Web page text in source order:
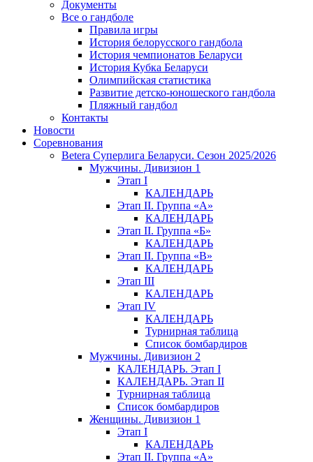
Документы
Все о гандболе
Правила игры
История белорусского гандбола
История чемпионатов Беларуси
История Кубка Беларуси
Олимпийская статистика
Развитие детско-юношеского гандбола
Пляжный гандбол
Контакты
Новости
Соревнования
Betera Суперлига Беларуси. Сезон 2025/2026
Мужчины. Дивизион 1
Этап I
КАЛЕНДАРЬ
Этап II. Группа «А»
КАЛЕНДАРЬ
Этап II. Группа «Б»
КАЛЕНДАРЬ
Этап II. Группа «В»
КАЛЕНДАРЬ
Этап III
КАЛЕНДАРЬ
Этап IV
КАЛЕНДАРЬ
Турнирная таблица
Список бомбардиров
Мужчины. Дивизион 2
КАЛЕНДАРЬ. Этап I
КАЛЕНДАРЬ. Этап II
Турнирная таблица
Список бомбардиров
Женщины. Дивизион 1
Этап I
КАЛЕНДАРЬ
Этап II. Группа «А»